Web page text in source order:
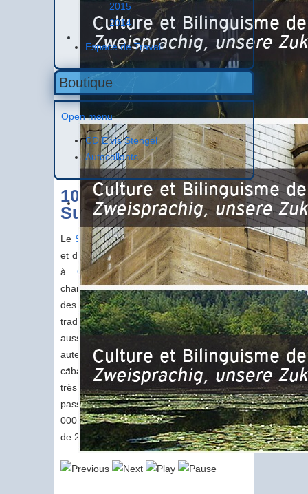
2015
2014
Espace de Travail
Boutique
Open menu
CD Elvis Stengel
Autocollants
10ème Festival
Summerlied
LeSummerliedest un festival de musique
et de danse qui se tient tous les deux ans
àOhlungen(Bas-Rhin). Festival de
chanson alsacienne à l’origine, il a su au fil
des ans faire une place à des musiques
traditionnelles d'autres régions française
aussi que d’ailleurs. Il accueille des
auteurs-compositeurs, chansonniers,
cabarettistes et autres musiciens de styles
très divers allant du folk au rock en
passant par le swing et le jazz. Près de 20
000 festivaliers avaient assisté à l’édition
de 2012.